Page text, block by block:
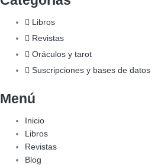
Libros
Revistas
Oráculos y tarot
Suscripciones y bases de datos
Menú
Inicio
Libros
Revistas
Blog